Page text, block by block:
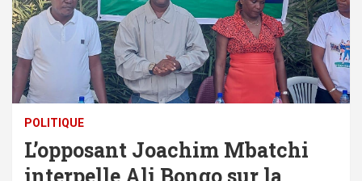
POLITIQUE
L’opposant Joachim Mbatchi